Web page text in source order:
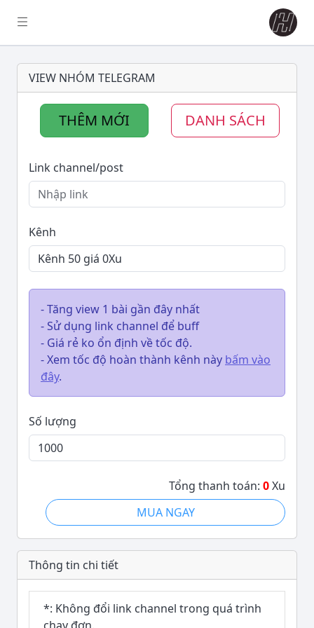
VIEW NHÓM TELEGRAM
THÊM MỚI DANH SÁCH
Link channel/post
Kênh
- Tăng view 1 bài gần đây nhất
- Sử dụng link channel để buff
- Giá rẻ ko ổn định về tốc độ.
- Xem tốc độ hoàn thành kênh này bấm vào
đây.
Số lượng
Tổng thanh toán: 0Xu
MUA NGAY
Thông tin chi tiết
*: Không đổi link channel trong quá trình